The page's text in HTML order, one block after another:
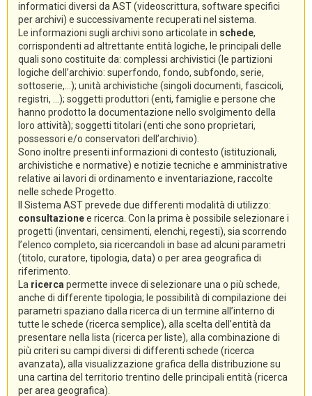
informatici diversi da AST (videoscrittura, software specifici
per archivi) e successivamente recuperati nel sistema.
Le informazioni sugli archivi sono articolate in schede,
corrispondenti ad altrettante entità logiche, le principali delle
quali sono costituite da: complessi archivistici (le partizioni
logiche dell’archivio: superfondo, fondo, subfondo, serie,
sottoserie,...); unità archivistiche (singoli documenti, fascicoli,
registri, ...); soggetti produttori (enti, famiglie e persone che
hanno prodotto la documentazione nello svolgimento della
loro attività); soggetti titolari (enti che sono proprietari,
possessori e/o conservatori dell’archivio).
Sono inoltre presenti informazioni di contesto (istituzionali,
archivistiche e normative) e notizie tecniche e amministrative
relative ai lavori di ordinamento e inventariazione, raccolte
nelle schede Progetto.
Il Sistema AST prevede due differenti modalità di utilizzo:
consultazionee ricerca. Con la prima è possibile selezionare i
progetti (inventari, censimenti, elenchi, regesti), sia scorrendo
l’elenco completo, sia ricercandoli in base ad alcuni parametri
(titolo, curatore, tipologia, data) o per area geografica di
riferimento.
La ricerca permette invece di selezionare una o più schede,
anche di differente tipologia; le possibilità di compilazione dei
parametri spaziano dalla ricerca di un termine all’interno di
tutte le schede (ricerca semplice), alla scelta dell’entità da
presentare nella lista (ricerca per liste), alla combinazione di
più criteri su campi diversi di differenti schede (ricerca
avanzata), alla visualizzazione grafica della distribuzione su
una cartina del territorio trentino delle principali entità (ricerca
per area geografica).